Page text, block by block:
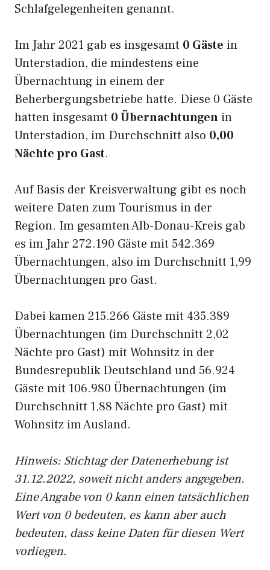
Schlafgelegenheiten genannt.
Im Jahr 2021 gab es insgesamt 0 Gäste in
Unterstadion, die mindestens eine
Übernachtung in einem der
Beherbergungsbetriebe hatte. Diese 0 Gäste
hatten insgesamt 0 Übernachtungen in
Unterstadion, im Durchschnitt also 0,00
Nächte pro Gast.
Auf Basis der Kreisverwaltung gibt es noch
weitere Daten zum Tourismus in der
Region. Im gesamten Alb-Donau-Kreis gab
es im Jahr 272.190 Gäste mit 542.369
Übernachtungen, also im Durchschnitt 1,99
Übernachtungen pro Gast.
Dabei kamen 215.266 Gäste mit 435.389
Übernachtungen (im Durchschnitt 2,02
Nächte pro Gast) mit Wohnsitz in der
Bundesrepublik Deutschland und 56.924
Gäste mit 106.980 Übernachtungen (im
Durchschnitt 1,88 Nächte pro Gast) mit
Wohnsitz im Ausland.
Hinweis: Stichtag der Datenerhebung ist
31.12.2022, soweit nicht anders angegeben.
Eine Angabe von 0 kann einen tatsächlichen
Wert von 0 bedeuten, es kann aber auch
bedeuten, dass keine Daten für diesen Wert
vorliegen.